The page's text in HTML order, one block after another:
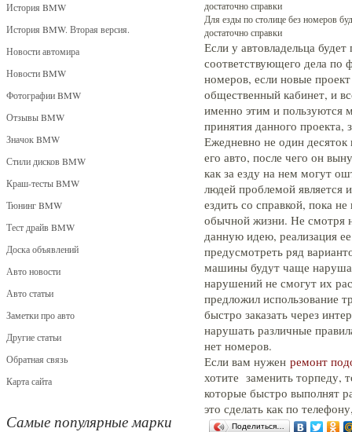
История BMW
История BMW. Вторая версия.
Новости автомира
Новости BMW
Фотографии BMW
Отзывы BMW
Значок BMW
Стили дисков BMW
Краш-тесты BMW
Тюнинг BMW
Тест драйв BMW
Доска объявлений
Авто новости
Авто статьи
Заметки про авто
Другие статьи
Обратная связь
Карта сайта
Самые популярные марки
Для езды по столице без номеров
достаточно справки
Если у автовладельца
соответствующего дела по
номеров, если новые
общественный кабинет, и
именно этим и пользуются
принятия данного проекта,
Ежедневно не один
его авто, после чего он
как за езду на нем могут
людей проблемой является
ездить со справкой, пока
обычной жизни. Не смотря
данную идею, реализация
предусмотреть ряд
машины будут чаще
нарушений не смогут их
предложил использование
быстро заказать через
нарушать различные
нет номеров.
Если вам нужен ремонт
хотите заменить торпеду,
которые быстро выполнят
это сделать как по
Поделиться…